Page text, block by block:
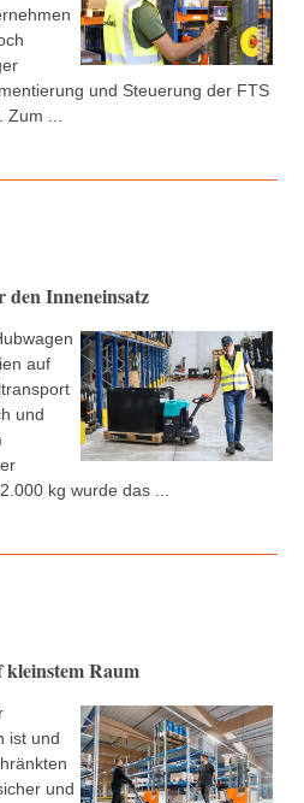
und Steuerung der FTS
...
Inneneinsatz
auf
und
kg wurde das ...
Raum
ist und
und